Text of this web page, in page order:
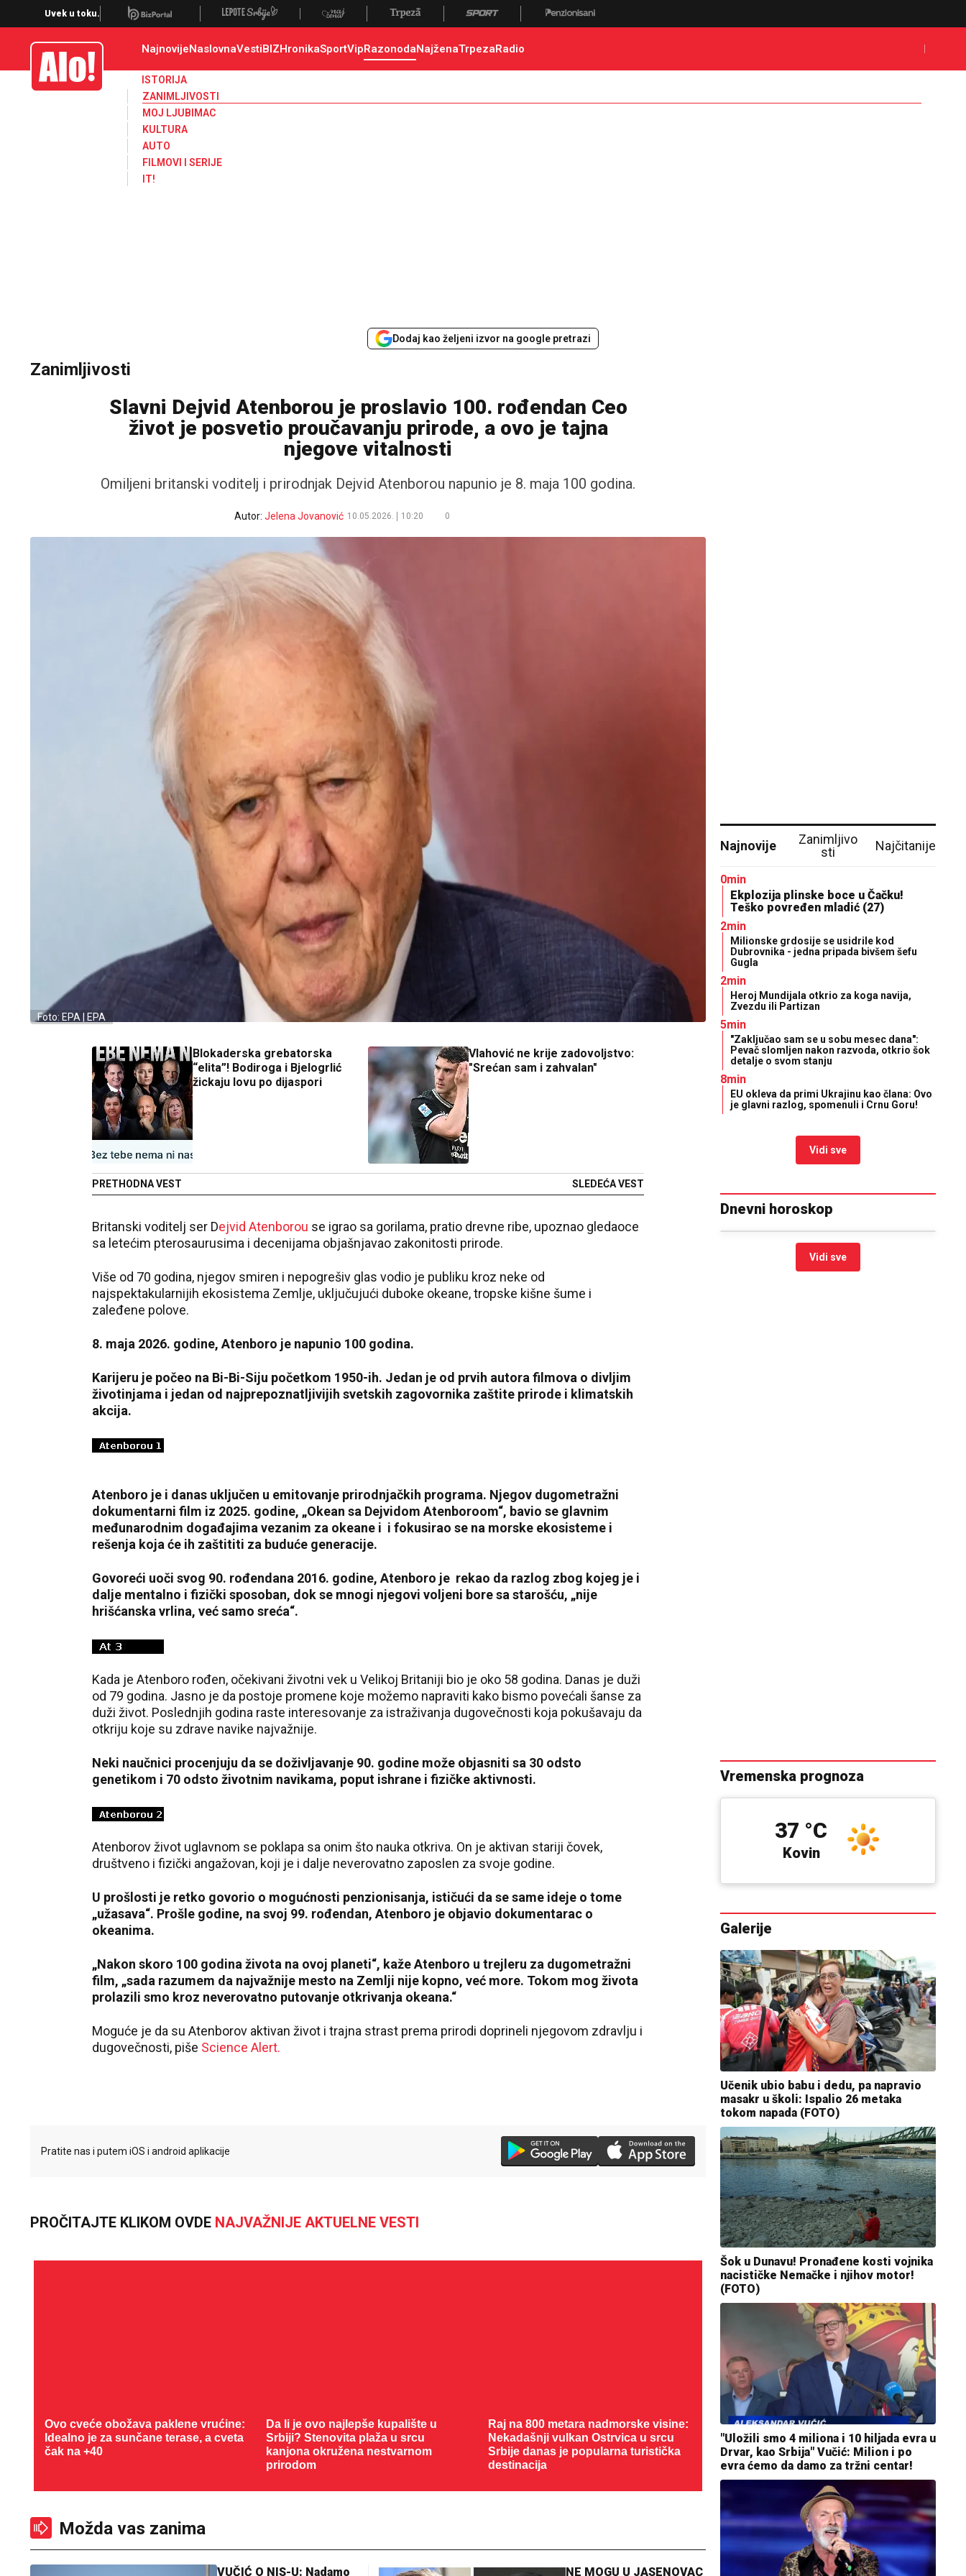
Uvek u toku.
Alo NajnovijeNaslovnaVestiBIZHronikaSportVipRazonodaNajženaTrpezaRadio
ISTORIJA
ZANIMLJIVOSTI
MOJ LJUBIMAC
KULTURA
AUTO
FILMOVI I SERIJE
IT!
Dodaj kao željeni izvor na google pretrazi
Zanimljivosti
Slavni Dejvid Atenborou je proslavio 100. rođendan Ceo
život je posvetio proučavanju prirode, a ovo je tajna
njegove vitalnosti
Omiljeni britanski voditelj i prirodnjak Dejvid Atenborou napunio je 8. maja 100 godina.
Autor: Jelena Jovanović 10.05.2026. 10:20 0
Foto: EPA | EPA
Blokaderska grebatorska
“elita”! Bodiroga i Bjelogrlić
žickaju lovu po dijaspori
PRETHODNA VEST
Vlahović ne krije zadovoljstvo:
"Srećan sam i zahvalan"
SLEDEĆA VEST
Britanski voditelj ser Dejvid Atenborou se igrao sa gorilama, pratio drevne ribe, upoznao gledaoce
sa letećim pterosaurusima i decenijama objašnjavao zakonitosti prirode.
Više od 70 godina, njegov smiren i nepogrešiv glas vodio je publiku kroz neke od
najspektakularnijih ekosistema Zemlje, uključujući duboke okeane, tropske kišne šume i
zaleđene polove.
8. maja 2026. godine, Atenboro je napunio 100 godina.
Karijeru je počeo na Bi-Bi-Siju početkom 1950-ih. Jedan je od prvih autora filmova o divljim
životinjama i jedan od najprepoznatljivijih svetskih zagovornika zaštite prirode i klimatskih
akcija.
Atenboro je i danas uključen u emitovanje prirodnjačkih programa. Njegov dugometražni
dokumentarni film iz 2025. godine, „Okean sa Dejvidom Atenboroom“, bavio se glavnim
međunarodnim događajima vezanim za okeane i i fokusirao se na morske ekosisteme i
rešenja koja će ih zaštititi za buduće generacije.
Govoreći uoči svog 90. rođendana 2016. godine, Atenboro je rekao da razlog zbog kojeg je i
dalje mentalno i fizički sposoban, dok se mnogi njegovi voljeni bore sa starošću, „nije
hrišćanska vrlina, već samo sreća“.
Kada je Atenboro rođen, očekivani životni vek u Velikoj Britaniji bio je oko 58 godina. Danas je duži
od 79 godina. Jasno je da postoje promene koje možemo napraviti kako bismo povećali šanse za
duži život. Poslednjih godina raste interesovanje za istraživanja dugovečnosti koja pokušavaju da
otkriju koje su zdrave navike najvažnije.
Neki naučnici procenjuju da se doživljavanje 90. godine može objasniti sa 30 odsto
genetikom i 70 odsto životnim navikama, poput ishrane i fizičke aktivnosti.
Atenborov život uglavnom se poklapa sa onim što nauka otkriva. On je aktivan stariji čovek,
društveno i fizički angažovan, koji je i dalje neverovatno zaposlen za svoje godine.
U prošlosti je retko govorio o mogućnosti penzionisanja, ističući da se same ideje o tome
„užasava“. Prošle godine, na svoj 99. rođendan, Atenboro je objavio dokumentarac o
okeanima.
„Nakon skoro 100 godina života na ovoj planeti“, kaže Atenboro u trejleru za dugometražni
film, „sada razumem da najvažnije mesto na Zemlji nije kopno, već more. Tokom mog života
prolazili smo kroz neverovatno putovanje otkrivanja okeana.“
Moguće je da su Atenborov aktivan život i trajna strast prema prirodi doprineli njegovom zdravlju i
dugovečnosti, piše Science Alert.
Pratite nas i putem iOS i android aplikacije
PROČITAJTE KLIKOM OVDE NAJVAŽNIJE AKTUELNE VESTI
Ovo cveće obožava paklene vrućine:
Idealno je za sunčane terase, a cveta
čak na +40
Da li je ovo najlepše kupalište u
Srbiji? Stenovita plaža u srcu
kanjona okružena nestvarnom
prirodom
Raj na 800 metara nadmorske visine:
Nekadašnji vulkan Ostrvica u srcu
Srbije danas je popularna turistička
destinacija
Možda vas zanima
VUČIĆ O NIS-U: Nadamo NE MOGU U JASENOVAC
Najnovije
Zanimljivo
sti
Najčitanije
0min
Ekplozija plinske boce u Čačku!
Teško povređen mladić (27)
2min
Milionske grdosije se usidrile kod
Dubrovnika - jedna pripada bivšem šefu
Gugla
2min
Heroj Mundijala otkrio za koga navija,
Zvezdu ili Partizan
5min
"Zaključao sam se u sobu mesec dana":
Pevač slomljen nakon razvoda, otkrio šok
detalje o svom stanju
8min
EU okleva da primi Ukrajinu kao člana: Ovo
je glavni razlog, spomenuli i Crnu Goru!
Vidi sve
Dnevni horoskop
Vidi sve
Vremenska prognoza
Loznica Beograd Kladovo Kovin
37 °C
Galerije
Učenik ubio babu i dedu, pa napravio
masakr u školi: Ispalio 26 metaka
tokom napada (FOTO)
Šok u Dunavu! Pronađene kosti vojnika
nacističke Nemačke i njihov motor!
(FOTO)
"Uložili smo 4 miliona i 10 hiljada evra u
Drvar, kao Srbija" Vučić: Milion i po
evra ćemo da damo za tržni centar!